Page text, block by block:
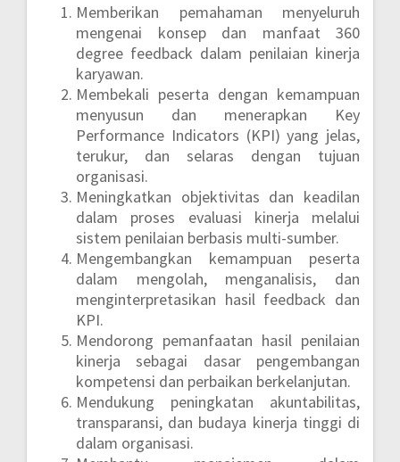
Memberikan pemahaman menyeluruh
mengenai konsep dan manfaat 360
degree feedback dalam penilaian kinerja
karyawan.
Membekali peserta dengan kemampuan
menyusun dan menerapkan Key
Performance Indicators (KPI) yang jelas,
terukur, dan selaras dengan tujuan
organisasi.
Meningkatkan objektivitas dan keadilan
dalam proses evaluasi kinerja melalui
sistem penilaian berbasis multi-sumber.
Mengembangkan kemampuan peserta
dalam mengolah, menganalisis, dan
menginterpretasikan hasil feedback dan
KPI.
Mendorong pemanfaatan hasil penilaian
kinerja sebagai dasar pengembangan
kompetensi dan perbaikan berkelanjutan.
Mendukung peningkatan akuntabilitas,
transparansi, dan budaya kinerja tinggi di
dalam organisasi.